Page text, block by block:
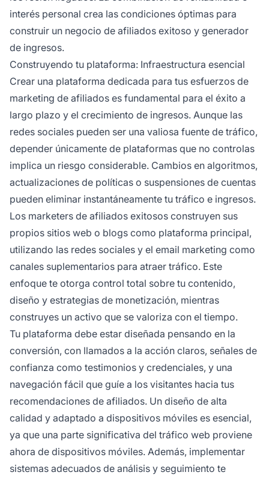
interés personal crea las condiciones óptimas para
construir un negocio de afiliados exitoso y generador
de ingresos.
Construyendo tu plataforma: Infraestructura esencial
Crear una plataforma dedicada para tus esfuerzos de
marketing de afiliados es fundamental para el éxito a
largo plazo y el crecimiento de ingresos. Aunque las
redes sociales pueden ser una valiosa fuente de tráfico,
depender únicamente de plataformas que no controlas
implica un riesgo considerable. Cambios en algoritmos,
actualizaciones de políticas o suspensiones de cuentas
pueden eliminar instantáneamente tu tráfico e ingresos.
Los marketers de afiliados exitosos construyen sus
propios sitios web o blogs como plataforma principal,
utilizando las redes sociales y el email marketing como
canales suplementarios para atraer tráfico. Este
enfoque te otorga control total sobre tu contenido,
diseño y estrategias de monetización, mientras
construyes un activo que se valoriza con el tiempo.
Tu plataforma debe estar diseñada pensando en la
conversión, con llamados a la acción claros, señales de
confianza como testimonios y credenciales, y una
navegación fácil que guíe a los visitantes hacia tus
recomendaciones de afiliados. Un diseño de alta
calidad y adaptado a dispositivos móviles es esencial,
ya que una parte significativa del tráfico web proviene
ahora de dispositivos móviles. Además, implementar
sistemas adecuados de análisis y seguimiento te